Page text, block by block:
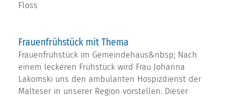
Floss
Frauenfrühstück mit Thema
Frauenfrühstück im Gemeindehaus&nbsp; Nach
einem leckeren Frühstück wird Frau Johanna
Lakomski uns den ambulanten Hospizdienst der
Malteser in unserer Region vorstellen. Dieser